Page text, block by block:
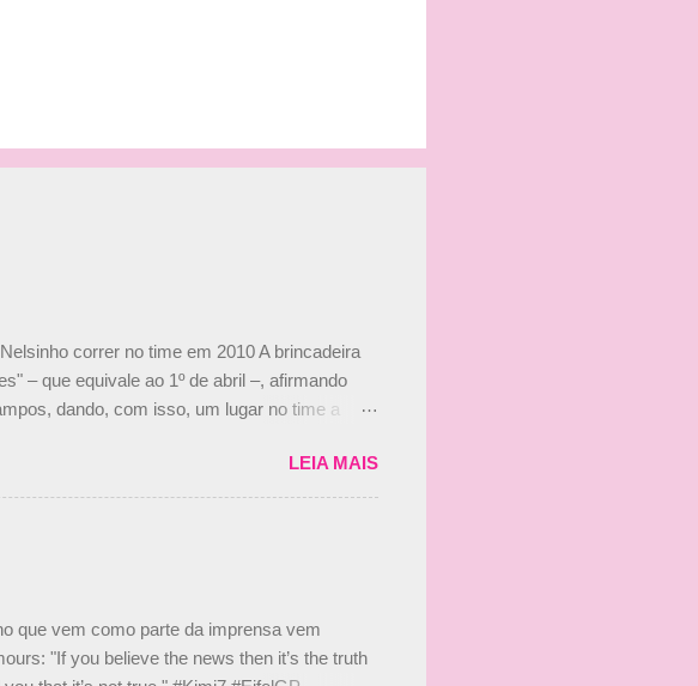
correr no time em 2010 A brincadeira
– que equivale ao 1º de abril –, afirmando
dando, com isso, um lugar no time a
companheiro de Bruno Senna em 2010. "Na
“Mas depois de ter assinado com Bruno
ainda que não tem nada contra o filho do
LEIA MAIS
que vem como parte da imprensa vem
"If you believe the news then it’s the truth